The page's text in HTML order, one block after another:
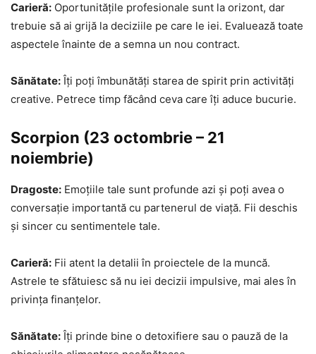
Carieră: Oportunitățile profesionale sunt la orizont, dar
trebuie să ai grijă la deciziile pe care le iei. Evaluează toate
aspectele înainte de a semna un nou contract.
Sănătate: Îți poți îmbunătăți starea de spirit prin activități
creative. Petrece timp făcând ceva care îți aduce bucurie.
Scorpion (23 octombrie – 21
noiembrie)
Dragoste: Emoțiile tale sunt profunde azi și poți avea o
conversație importantă cu partenerul de viață. Fii deschis
și sincer cu sentimentele tale.
Carieră: Fii atent la detalii în proiectele de la muncă.
Astrele te sfătuiesc să nu iei decizii impulsive, mai ales în
privința finanțelor.
Sănătate: Îți prinde bine o detoxifiere sau o pauză de la